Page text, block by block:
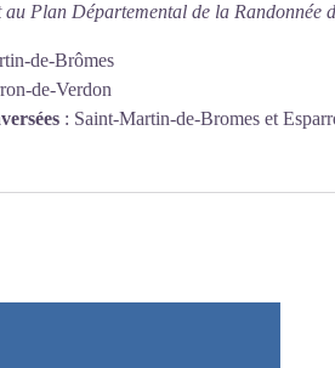
Plan Départemental de la Randonnée
de-Brômes
de-Verdon
: Saint-Martin-de-Bromes et